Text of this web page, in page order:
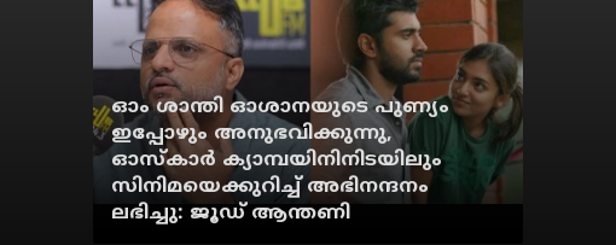
ഓം ശാന്തി ഓശാനയുടെ പുണ്യം
ഇപ്പോഴും അനുഭവിക്കുന്നു,
ഓസ്കാർ ക്യാമ്പയിനിനിടയിലും
സിനിമയെക്കുറിച്ച് അഭിനന്ദനം
ലഭിച്ചു: ജൂഡ് ആന്തണി